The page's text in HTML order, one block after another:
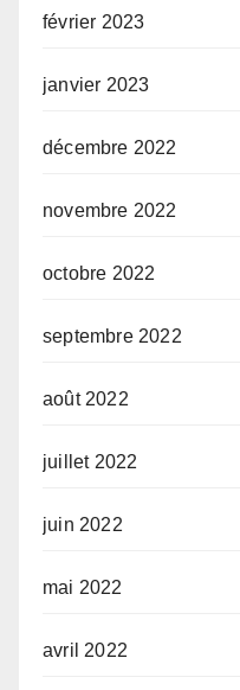
février 2023
janvier 2023
décembre 2022
novembre 2022
octobre 2022
septembre 2022
août 2022
juillet 2022
juin 2022
mai 2022
avril 2022